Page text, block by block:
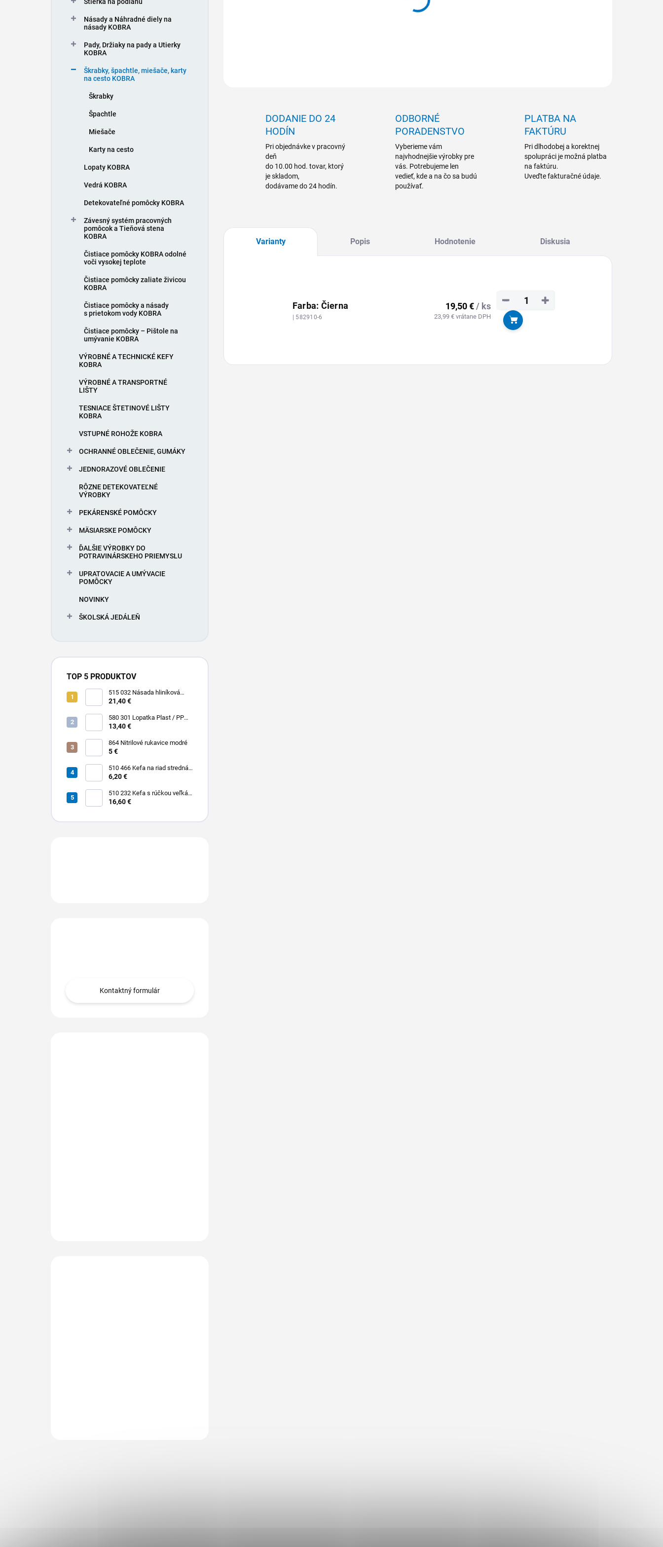
Násady a Náhradné diely na
násady KOBRA
Pady, Držiaky na pady a Utierky
KOBRA
Škrabky, špachtle, miešače, karty
na cesto KOBRA
Škrabky
Špachtle
Miešače
Karty na cesto
Lopaty KOBRA
Vedrá KOBRA
Detekovateľné pomôcky KOBRA
Závesný systém pracovných
pomôcok a Tieňová stena
KOBRA
Čistiace pomôcky KOBRA odolné
voči vysokej teplote
Čistiace pomôcky zaliate živicou
KOBRA
Čistiace pomôcky a násady
s prietokom vody KOBRA
Čistiace pomôcky – Pištole na
umývanie KOBRA
VÝROBNÉ A TECHNICKÉ KEFY
KOBRA
VÝROBNÉ A TRANSPORTNÉ
LIŠTY
TESNIACE ŠTETINOVÉ LIŠTY
KOBRA
VSTUPNÉ ROHOŽE KOBRA
OCHRANNÉ OBLEČENIE, GUMÁKY
JEDNORAZOVÉ OBLEČENIE
RÔZNE DETEKOVATEĽNÉ
VÝROBKY
PEKÁRENSKÉ POMÔCKY
MÄSIARSKE POMÔCKY
ĎALŠIE VÝROBKY DO
POTRAVINÁRSKEHO PRIEMYSLU
UPRATOVACIE A UMÝVACIE
POMÔCKY
NOVINKY
ŠKOLSKÁ JEDÁLEŇ
TOP 5 PRODUKTOV
515 032 Násada hliníková
Hliník + Plast / PP 1500 x Ø 25
21,40 €
580 301 Lopatka Plast / PP
310 x 185 / 310 mm
13,40 €
864 Nitrilové rukavice modré
5 €
510 466 Kefa na riad stredná
PBT 0,30 x 25 mm hladká 225
6,20 €
510 232 Kefa s rúčkou veľká
dlhá stredná PBT 0,30 x 45
16,60 €
Kontaktný formulár
MOŽNOSŤ ODBERU OD 1 KS
DODANIE DO 24
HODÍN
Pri objednávke v pracovný
deň
do 10.00 hod. tovar, ktorý
je skladom,
dodávame do 24 hodín.
ODBORNÉ
PORADENSTVO
Vyberieme vám
najvhodnejšie výrobky pre
vás. Potrebujeme len
vedieť, kde a na čo sa budú
používať.
PLATBA NA
FAKTÚRU
Pri dlhodobej a korektnej
spolupráci je možná platba
na faktúru.
Uveďte fakturačné údaje.
Varianty Popis Hodnotenie Diskusia
Farba: Čierna
| 582910-6
19,50 €/ ks
23,99 € vrátane DPH
+
−
Do košíka